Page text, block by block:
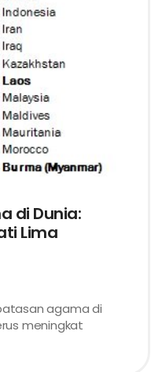
di Dunia:
Lima
agama di
meningkat